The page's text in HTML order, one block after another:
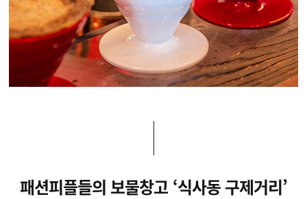
패션피플들의 보물창고 ‘식사동 구제거리’